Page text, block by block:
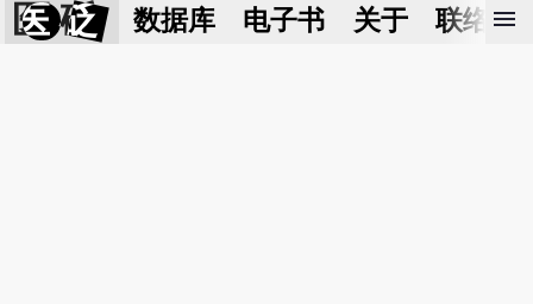
医 砭 数据库 电子书 关于 联络我
menu